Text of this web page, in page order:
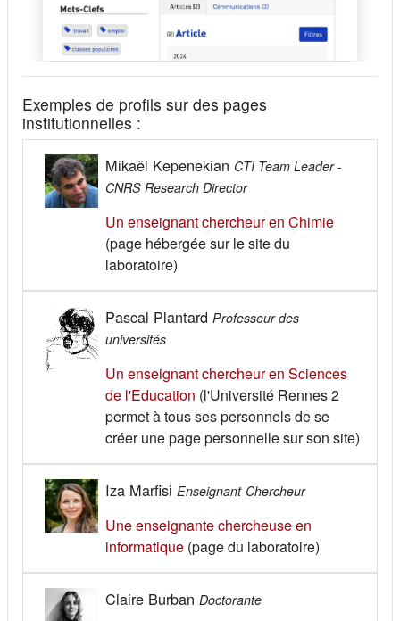
Exemples de profils sur des pages
institutionnelles :
Mikaël Kepenekian CTI Team Leader -
CNRS Research Director
Un enseignant chercheur en Chimie(s'ouvre
(page hébergée sur le site du
laboratoire)
Pascal Plantard Professeur des
universités
Un enseignant chercheur en Sciences
de l'Education (s'ouvre dans un nouvel onglet)
(l'Université Rennes 2
permet à tous ses personnels de se
créer une page personnelle sur son site)
Iza Marfisi Enseignant-Chercheur
Une enseignante chercheuse en
informatique(s'ouvre dans un nouvel onglet)
(page du laboratoire)
Claire Burban Doctorante